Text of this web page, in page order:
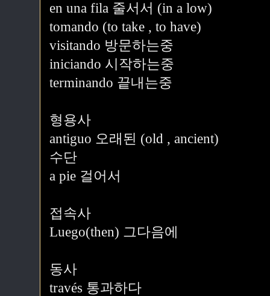
en una fila 줄서서 (in a low)
tomando (to take , to have)
visitando 방문하는중
iniciando 시작하는중
terminando 끝내는중
형용사
antiguo 오래된 (old , ancient)
수단
a pie 걸어서
접속사
Luego(then) 그다음에
동사
través 통과하다